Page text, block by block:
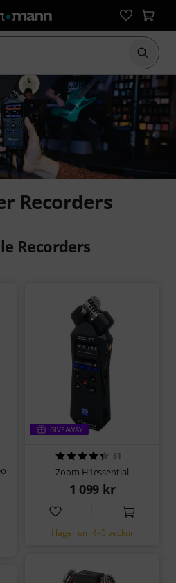
Börja
Recorders
Recorders
GIVEAWAY
51
Zoom H1essential
1 099 kr
I lager om 4–5 veckor